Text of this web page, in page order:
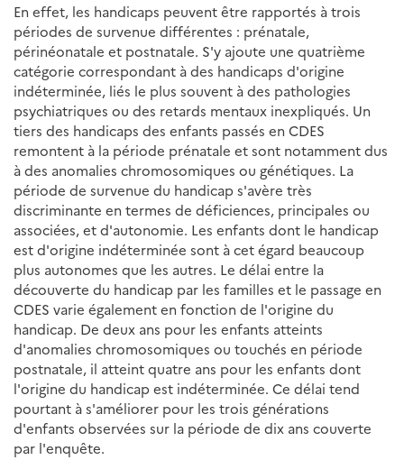
En effet, les handicaps peuvent être rapportés à trois
périodes de survenue différentes : prénatale,
périnéonatale et postnatale. S'y ajoute une quatrième
catégorie correspondant à des handicaps d'origine
indéterminée, liés le plus souvent à des pathologies
psychiatriques ou des retards mentaux inexpliqués. Un
tiers des handicaps des enfants passés en CDES
remontent à la période prénatale et sont notamment dus
à des anomalies chromosomiques ou génétiques. La
période de survenue du handicap s'avère très
discriminante en termes de déficiences, principales ou
associées, et d'autonomie. Les enfants dont le handicap
est d'origine indéterminée sont à cet égard beaucoup
plus autonomes que les autres. Le délai entre la
découverte du handicap par les familles et le passage en
CDES varie également en fonction de l'origine du
handicap. De deux ans pour les enfants atteints
d'anomalies chromosomiques ou touchés en période
postnatale, il atteint quatre ans pour les enfants dont
l'origine du handicap est indéterminée. Ce délai tend
pourtant à s'améliorer pour les trois générations
d'enfants observées sur la période de dix ans couverte
par l'enquête.